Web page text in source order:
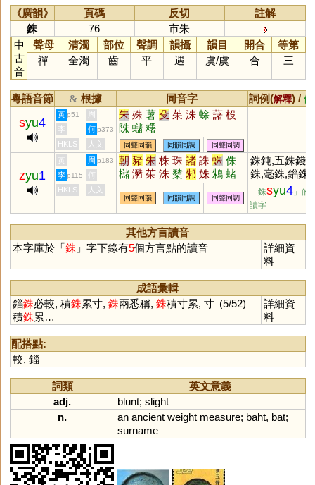
《廣韻》 頁碼 反切
註解
銖
76
市朱
中
古
音
聲母 清濁 部位 聲調 韻攝 韻目 開合
等第
禪
全濁 齒 平 遇 虞/虞 合 三
粵語音節 & 根據 同音字 詞例(解釋) / 備
syu4
黃 p51 周 朱 殊 薯 殳 茱 洙 蜍 藷 杸
陎 蠩 糬
李 何 p373
HKLS 人文 同聲同韻 同韻同調 同聲同調
zyu1
黃 周 p183 朝 豬 朱 株 珠 諸 誅 蛛 侏
櫧 瀦 茱 洙 櫫 邾 姝 鴸 蝫
蠩 絑 鮢 藷 藸 趎 袾 跦 硃
銖鈍,五銖錢,
銖,毫銖,錙銖
較
李 p115
何
HKLS
人文
同聲同韻 同韻同調 同聲同調
「銖syu4 」的
讀字
其他方言讀音
本字庫於「銖 」字下錄有5個方言點的讀音
詳細資
料
成語彙輯
錙銖必較, 積銖累寸, 銖兩悉稱, 銖積寸累, 寸
積銖累…
(5/52)
詳細資
料
配搭點:
較, 錙
詞類
英文意義
adj.
blunt; slight
n.
an ancient weight measure; baht, bat;
surname